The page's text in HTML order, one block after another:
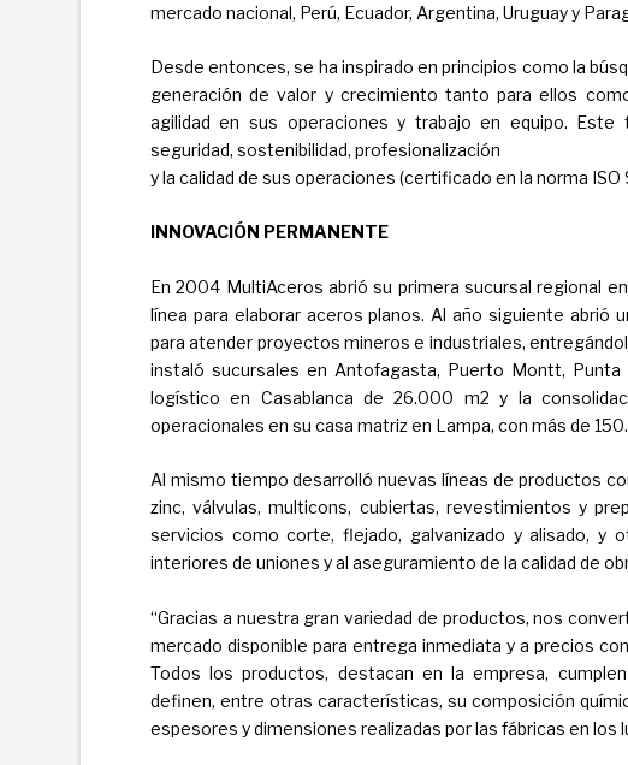
mercado nacional, Perú, Ecuador, Argentina, Uruguay y
Desde entonces, se ha inspirado en principios como la
generación de valor y crecimiento tanto para ellos
agilidad en sus operaciones y trabajo en equipo.
seguridad, sostenibilidad, profesionalización
y la calidad de sus operaciones (certificado en la norma ISO
INNOVACIÓN PERMANENTE
En 2004 MultiAceros abrió su primera sucursal regional
línea para elaborar aceros planos. Al año siguiente abrió
para atender proyectos mineros e industriales,
instaló sucursales en Antofagasta, Puerto Montt,
logístico en Casablanca de 26.000 m2 y la
operacionales en su casa matriz en Lampa, con más de
Al mismo tiempo desarrolló nuevas líneas de productos
zinc, válvulas, multicons, cubiertas, revestimientos y
servicios como corte, flejado, galvanizado y alisado, y
interiores de uniones y al aseguramiento de la calidad de
“Gracias a nuestra gran variedad de productos, nos
mercado disponible para entrega inmediata y a precios
Todos los productos, destacan en la empresa,
definen, entre otras características, su composición
espesores y dimensiones realizadas por las fábricas en los